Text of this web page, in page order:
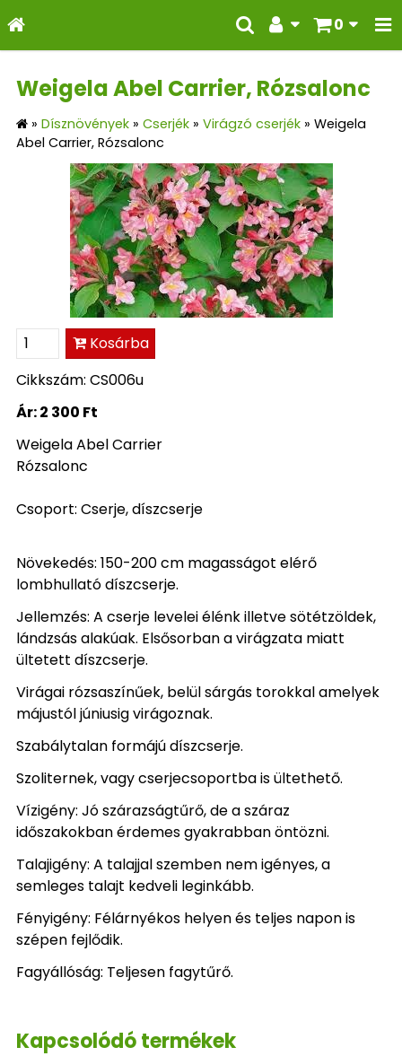
0
Weigela Abel Carrier, Rózsalonc
» Dísznövények » Cserjék » Virágzó cserjék » Weigela
Abel Carrier, Rózsalonc
Kosárba
Cikkszám: CS006u
Ár:2 300 Ft
Weigela Abel Carrier
Rózsalonc
Csoport: Cserje, díszcserje
Növekedés: 150-200 cm magasságot elérő
lombhullató díszcserje.
Jellemzés: A cserje levelei élénk illetve sötétzöldek,
lándzsás alakúak. Elsősorban a virágzata miatt
ültetett díszcserje.
Virágai rózsaszínűek, belül sárgás torokkal amelyek
májustól júniusig virágoznak.
Szabálytalan formájú díszcserje.
Szoliternek, vagy cserjecsoportba is ültethető.
Vízigény: Jó szárazságtűrő, de a száraz
időszakokban érdemes gyakrabban öntözni.
Talajigény: A talajjal szemben nem igényes, a
semleges talajt kedveli leginkább.
Fényigény: Félárnyékos helyen és teljes napon is
szépen fejlődik.
Fagyállóság: Teljesen fagytűrő.
Kapcsolódó termékek